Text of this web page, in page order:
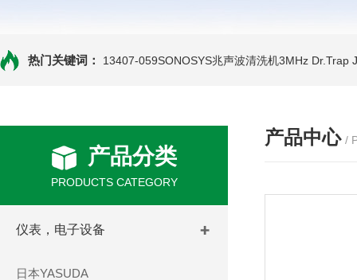
热门关键词： 13407-059SONOSYS兆声波清洗机3MHz Dr.Trap
产品分类
PRODUCTS CATEGORY
仪表，电子设备
日本YASUDA
产品中心 /